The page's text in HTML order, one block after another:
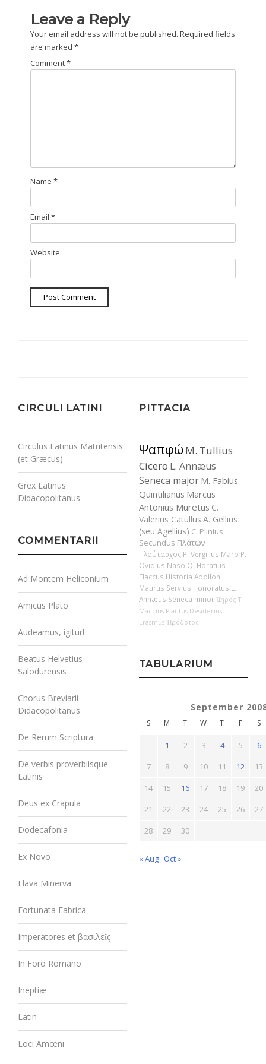
Leave a Reply
Your email address will not be published. Required fields
are marked *
Comment*
Name *
Email *
Website
CIRCULI LATINI
Circulus Latinus Matritensis
(et Græcus)
Grex Latinus
Didacopolitanus
COMMENTARII
Ad Montem Heliconium
Amicus Plato
Audeamus, igitur!
Beatus Helvetius
Salodurensis
Chorus Breviarii
Didacopolitanus
De Rerum Scriptura
De verbis proverbiisque
Latinis
Deus ex Crapula
Dodecafonia
Ex Novo
Flava Minerva
Fortunata Fabrica
Imperatores et βασιλεῖς
In Foro Romano
Ineptiæ
Latin
Loci Amœni
PITTACIA
ΨαπφώM. Tullius
Cicero L. Annæus
Seneca major M. Fabius
Quintilianus Marcus
Antonius Muretus C.
Valerius Catullus A. Gellius
(seu Agellius) C. Plinius
Secundus Πλάτων
Πλούταρχος P. Vergilius Maro P.
Ovidius Naso Q. Horatius
Flaccus Historia Apollonii
Maurus Servius Honoratus L.
Annæus Seneca minor Ὅμηρος T.
Maccius Plautus Desiderius
Erasmus Ἡρόδοτος
TABULARIUM
September
S M T W T F S
1 2 3 4 5
6
7
8 9 10 11 12
13
14
15 16 17 18 19
20
21
22 23 24 25 26
27
28
29 30
« Aug Oct »